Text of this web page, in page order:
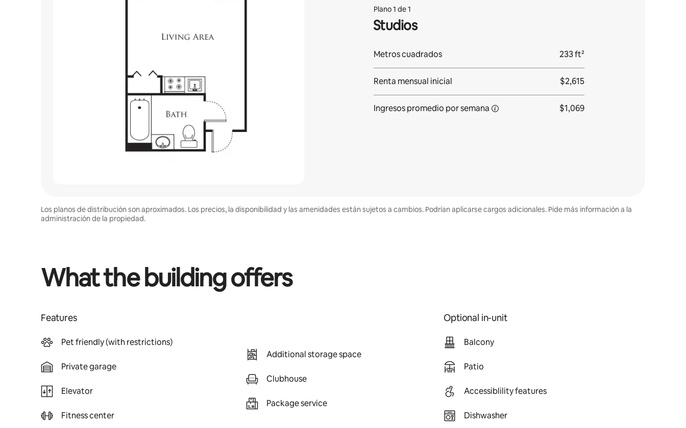
Plano 1 de 1
Studios
Metros cuadrados 233 ft²
Renta mensual inicial $2,615
Ingresos promedio porsemana $1,069
Los planos de distribución son aproximados. Los precios, la disponibilidad y las amenidades están sujetos a cambios. Podrían aplicarse cargos adicionales. Pide más información a la
administración de la propiedad.
What the building offers
Features
Pet friendly (with restrictions)
Private garage
Elevator
Fitness center
Additional storage space
Clubhouse
Package service
Optional in-unit
Balcony
Patio
Accessiblility features
Dishwasher